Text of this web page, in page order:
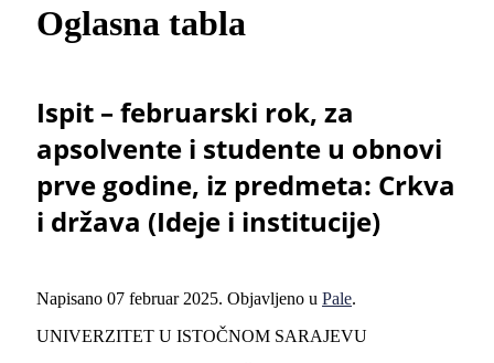
Oglasna tabla
Ispit – februarski rok, za
apsolvente i studente u obnovi
prve godine, iz predmeta: Crkva
i država (Ideje i institucije)
Napisano 07 februar 2025. Objavljeno u Pale.
UNIVERZITET U ISTOČNOM SARAJEVU